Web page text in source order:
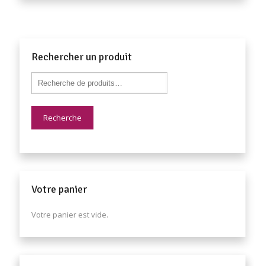
Rechercher un produit
Recherche
Votre panier
Votre panier est vide.